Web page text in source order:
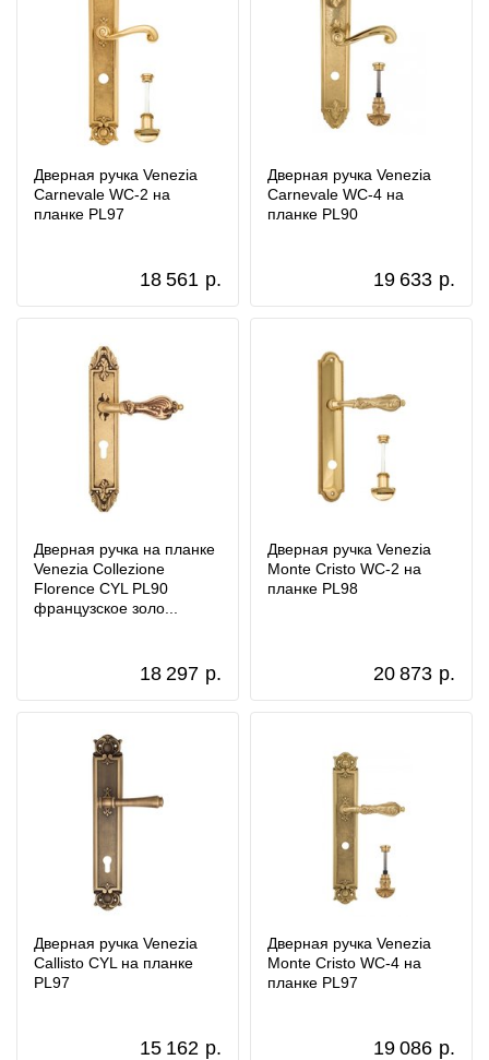
Дверная ручка Venezia
Carnevale WC-2 на
планке PL97
18 561 р.
Дверная ручка Venezia
Carnevale WC-4 на
планке PL90
19 633 р.
Дверная ручка на планке
Venezia Collezione
Florence CYL PL90
французское золо...
18 297 р.
Дверная ручка Venezia
Monte Cristo WC-2 на
планке PL98
20 873 р.
Дверная ручка Venezia
Callisto CYL на планке
PL97
15 162 р.
Дверная ручка Venezia
Monte Cristo WC-4 на
планке PL97
19 086 р.